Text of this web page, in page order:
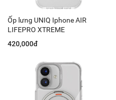
Ốp lưng UNIQ Iphone AIR
LIFEPRO XTREME
420,000đ